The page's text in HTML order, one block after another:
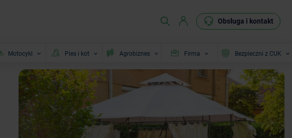
Obsługa i kontakt
Motocykl Pies i kot Agrobiznes Firma Bezpieczni z CUK